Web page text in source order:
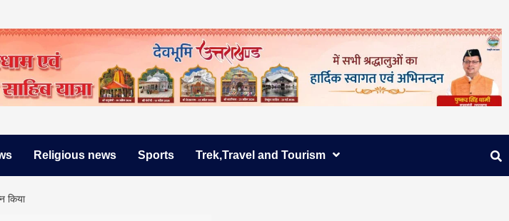
Religious news Sports Trek,Travel and Tourism
किया